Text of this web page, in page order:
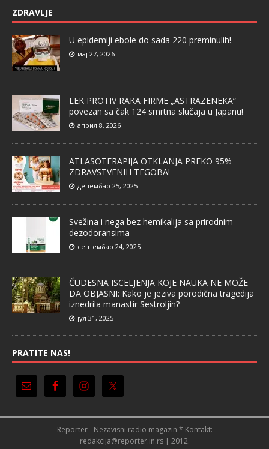
ZDRAVLJE
U epidemiji ebole do sada 220 preminulih!
мај 27, 2026
LEK PROTIV RAKA FIRME „ASTRAZENEKA“
povezan sa čak 124 smrtna slučaja u Japanu!
април 8, 2026
ATLASOTERAPIJA OTKLANJA PREKO 95%
ZDRAVSTVENIH TEGOBA!
децембар 25, 2025
Svežina i nega bez hemikalija sa prirodnim
dezodoransima
септембар 24, 2025
ČUDESNA ISCELJENJA KOJE NAUKA NE MOŽE
DA OBJASNI: Kako je jeziva porodična tragedija
iznedrila manastir Sestroljin?
јул 31, 2025
PRATITE NAS!
Reporter - Nezavisni radio magazin * Kontakt:
redakcija@reporter.in.rs | 2012.